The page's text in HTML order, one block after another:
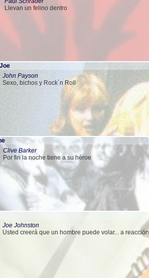
Llevan un felino dentro
John Payson
Sexo, bichos y Rock´n Roll
Clive Barker
Por fin la noche tiene a su héroe
Joe Johnston
Usted creerá que un hombre puede volar... a reacción